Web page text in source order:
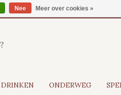
ONDERWEG
Nee Meer over cookies »